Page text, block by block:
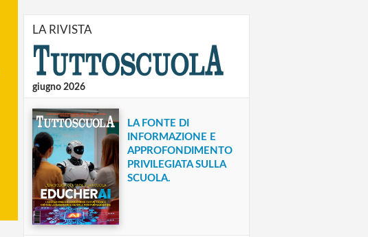
LA RIVISTA
giugno 2026
LA FONTE DI
INFORMAZIONE E
APPROFONDIMENTO
PRIVILEGIATA SULLA
SCUOLA.